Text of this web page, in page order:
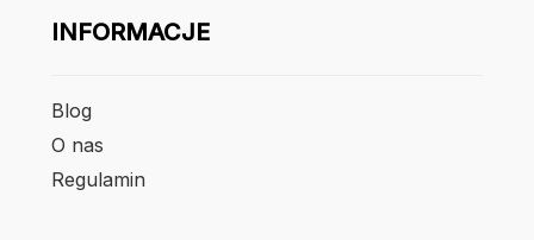
INFORMACJE
Blog
O nas
Regulamin